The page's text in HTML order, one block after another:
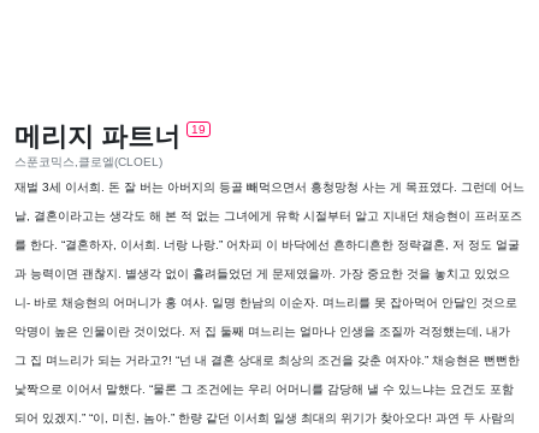
메리지 파트너 19
스푼코믹스,클로엘(CLOEL)
재벌 3세 이서희. 돈 잘 버는 아버지의 등골 빼먹으면서 흥청망청 사는 게 목표였다. 그런데 어느
날, 결혼이라고는 생각도 해 본 적 없는 그녀에게 유학 시절부터 알고 지내던 채승현이 프러포즈
를 한다. “결혼하자, 이서희. 너랑 나랑.” 어차피 이 바닥에선 흔하디흔한 정략결혼, 저 정도 얼굴
과 능력이면 괜찮지. 별생각 없이 흘려들었던 게 문제였을까. 가장 중요한 것을 놓치고 있었으
니- 바로 채승현의 어머니가 홍 여사. 일명 한남의 이순자. 며느리를 못 잡아먹어 안달인 것으로
악명이 높은 인물이란 것이었다. 저 집 둘째 며느리는 얼마나 인생을 조질까 걱정했는데, 내가
그 집 며느리가 되는 거라고?! “넌 내 결혼 상대로 최상의 조건을 갖춘 여자야.” 채승현은 뻔뻔한
낯짝으로 이어서 말했다. “물론 그 조건에는 우리 어머니를 감당해 낼 수 있느냐는 요건도 포함
되어 있겠지.” “이, 미친, 놈아.” 한량 같던 이서희 일생 최대의 위기가 찾아오다! 과연 두 사람의